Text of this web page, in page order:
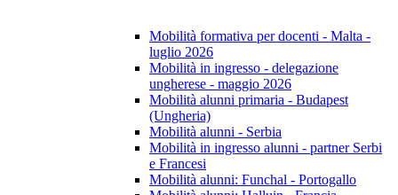
Mobilità formativa per docenti - Malta -
luglio 2026
Mobilità in ingresso - delegazione
ungherese - maggio 2026
Mobilità alunni primaria - Budapest
(Ungheria)
Mobilità alunni - Serbia
Mobilità in ingresso alunni - partner Serbi
e Francesi
Mobilità alunni: Funchal - Portogallo